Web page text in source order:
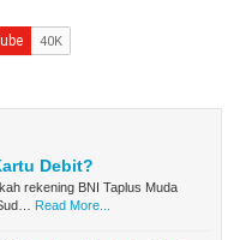
Debit?
rekening BNI Taplus Muda
Read More...